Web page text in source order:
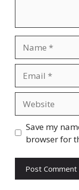
Save my
browser for